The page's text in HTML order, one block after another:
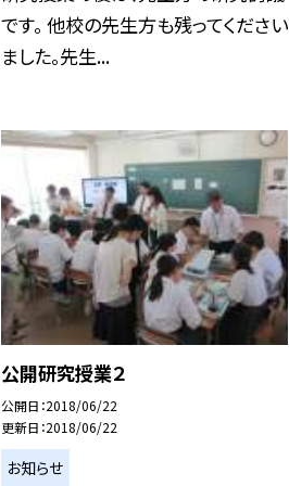
です。 他校の先生方も残ってください
ました。先生...
公開研究授業２
公開日 2018/06/22
更新日 2018/06/22
お知らせ